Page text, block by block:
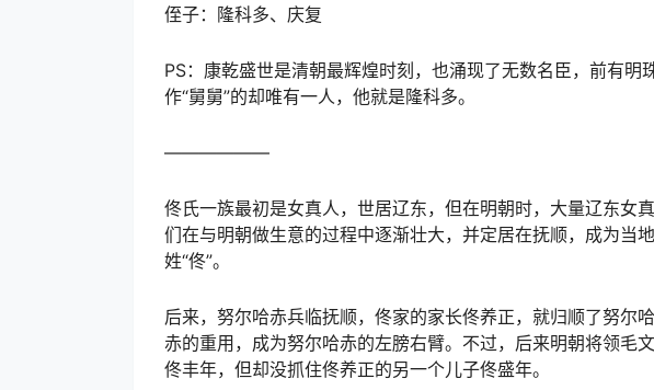
侄子：隆科多、庆复
PS：康乾盛世是清朝最辉煌时刻，也涌现了无数名臣，前有
作“舅舅”的却唯有一人，他就是隆科多。
——————
佟氏一族最初是女真人，世居辽东，但在明朝时，大量辽东女
们在与明朝做生意的过程中逐渐壮大，并定居在抚顺，成为当
姓“佟”。
后来，努尔哈赤兵临抚顺，佟家的家长佟养正，就归顺了努尔
赤的重用，成为努尔哈赤的左膀右臂。不过，后来明朝将领毛
佟丰年，但却没抓住佟养正的另一个儿子佟盛年。